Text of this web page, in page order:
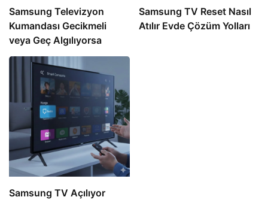
Samsung Televizyon
Kumandası Gecikmeli
veya Geç Algılıyorsa
Samsung TV Reset Nasıl
Atılır Evde Çözüm Yolları
Samsung TV Açılıyor